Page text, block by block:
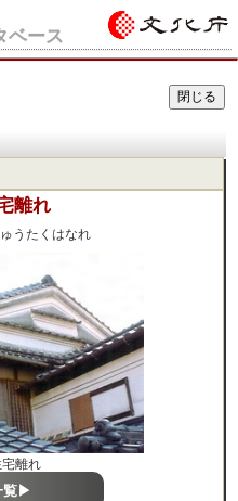
ベース
離れ
うたくはなれ
離れ
覧▶